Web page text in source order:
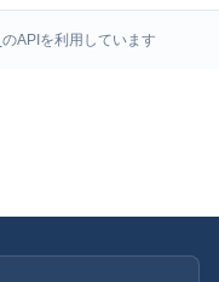
のAPIを利用しています